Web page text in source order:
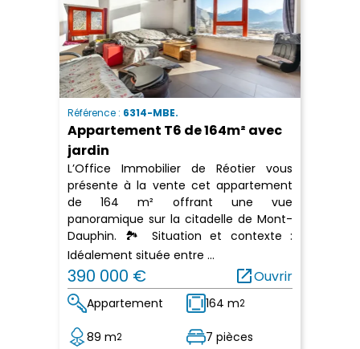
Référence : 6314-MBE.
Appartement T6 de 164m² avec
jardin
L’Office Immobilier de Réotier vous
présente à la vente cet appartement
de 164 m² offrant une vue
panoramique sur la citadelle de Mont-
Dauphin. 🏞️ Situation et contexte :
Idéalement située entre ...
390 000 € open_in_newOuvrir
Appartement 164 m2
89 m2 7 pièces